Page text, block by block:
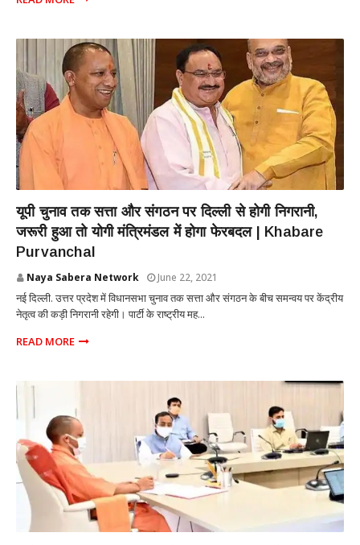
यूपी चुनाव तक सत्ता और संगठन पर दिल्ली से होगी निगरानी,
जरूरी हुआ तो योगी मंत्रिमंडल में होगा फेरबदल | Khabare
Purvanchal
Naya Sabera Network June 22, 2021
नई दिल्ली. उत्तर प्रदेश में विधानसभा चुनाव तक सत्ता और संगठन के बीच समन्वय पर केंद्रीय
नेतृत्व की कड़ी निगरानी रहेगी। पार्टी के राष्ट्रीय मह...
READ MORE